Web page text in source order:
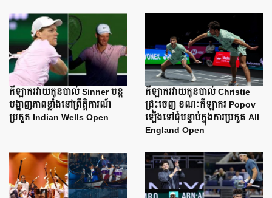
កីឡាករវាយកូនបាល់ Sinner បន្ត
បង្ហាញភាពខ្លាំងនៅព្រឹត្តិការណ៍
ប្រកួត Indian Wells Open
កីឡាករវាយកូនបាល់ Christie
ជ្រុះចេញ ខណៈកីឡាករ Popov
ឡើងទៅជុំបន្ទាប់ក្នុងការប្រកួត All
England Open